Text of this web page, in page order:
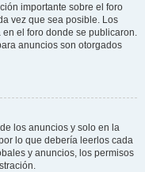
importante sobre el foro
vez que sea posible. Los
el foro donde se publicaron.
anuncios son otorgados
los anuncios y solo en la
lo que debería leerlos cada
y anuncios, los permisos